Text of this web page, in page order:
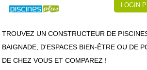
LOGIN
TROUVEZ UN CONSTRUCTEUR DE
BAIGNADE, D'ESPACES BIEN-ÊTRE OU DE
DE CHEZ VOUS ET COMPAREZ !